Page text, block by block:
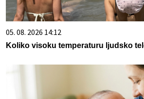
05. 08. 2026 14:12
Koliko visoku temperaturu ljudsko